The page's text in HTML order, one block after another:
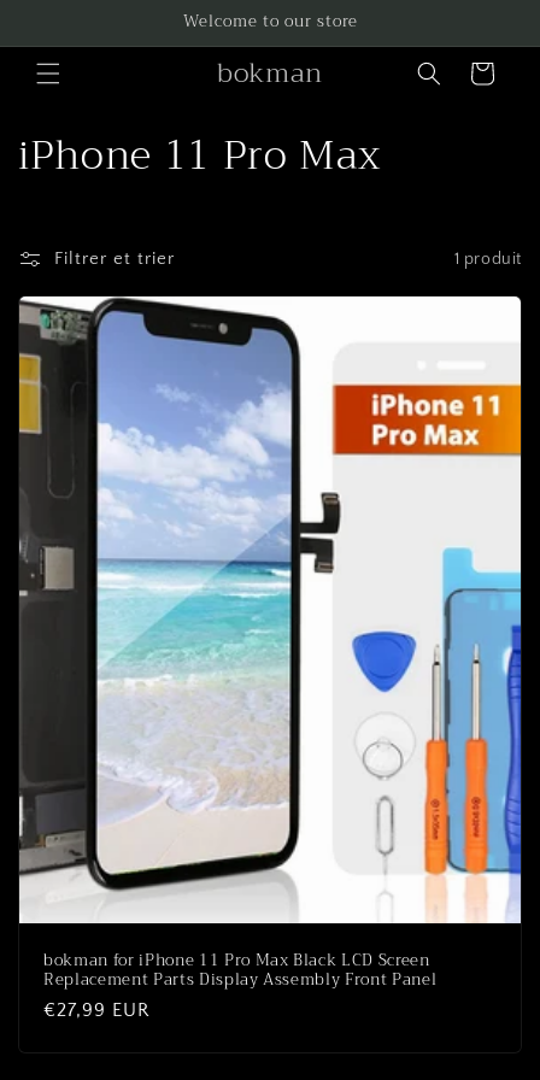
au
contenu
Welcome to our store
bokman Panier
C
l
l
e
c
t
o
n
iPhone 11 Pro Max
Filtrer et trier 1 produit
bokman for iPhone 11 Pro Max Black LCD Screen
Replacement Parts Display Assembly Front Panel
Prix
€27,99 EUR